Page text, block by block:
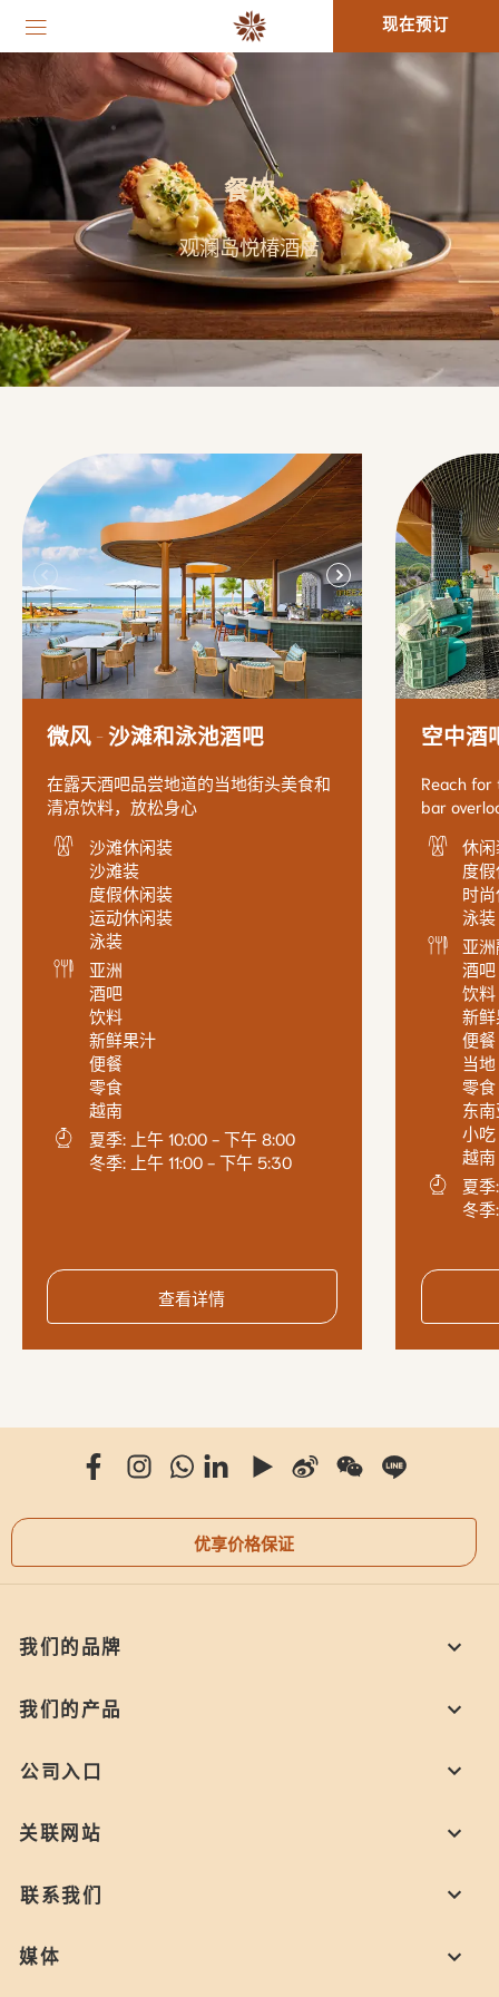
现在预订
餐饮
观澜岛悦椿酒店
微风 - 沙滩和泳池酒吧
在露天酒吧品尝地道的当地街头美食和
清凉饮料，放松身心
沙滩休闲装
沙滩装
度假休闲装
运动休闲装
泳装
亚洲
酒吧
饮料
新鲜果汁
便餐
零食
越南
夏季: 上午 10:00 - 下午 8:00
冬季: 上午 11:00 - 下午 5:30
查看详情
空中酒
Reach for
bar
休
度
时
泳装
亚
酒吧
饮料
新
便餐
当地
零食
东
小吃
越南
夏
冬
优享价格保证
我们的品牌
我们的产品
公司入口
关联网站
联系我们
媒体